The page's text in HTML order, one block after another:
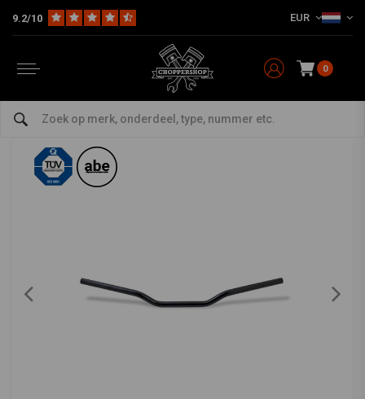
9.2/10 EUR
0
HD Sturen en accessoires 1 "Streetfighter Stuur zwart 2,75" stijging MCL125SKK
1 "Streetfighter Stuur zwart 2,75" stijging
0/5 (0 reviews)